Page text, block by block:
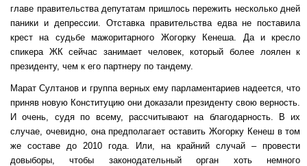
главе правительства депутатам пришлось пережить несколько дней
паники и депрессии. Отставка правительства едва не поставила
крест на судьбе мажоритарного Жогорку Кенеша. Да и кресло
спикера ЖК сейчас занимает человек, который более лоялен к
президенту, чем к его партнеру по тандему.
Марат Султанов и группа верных ему парламентариев надеется, что
приняв новую Конституцию они доказали президенту свою верность.
И очень, судя по всему, рассчитывают на благодарность. В их
случае, очевидно, она предполагает оставить Жогорку Кенеш в том
же составе до 2010 года. Или, на крайний случай – провести
довыборы, чтобы законодательный орган хоть немного